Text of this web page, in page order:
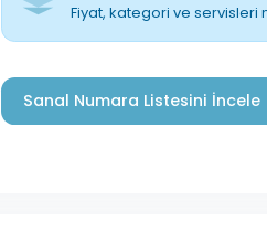
Fiyat, kategori ve servisleri
Sanal Numara Listesini İncele